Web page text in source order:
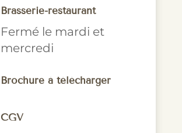
Brasserie-restaurant
Fermé le mardi et
mercredi
Brochure à télécharger
CGV